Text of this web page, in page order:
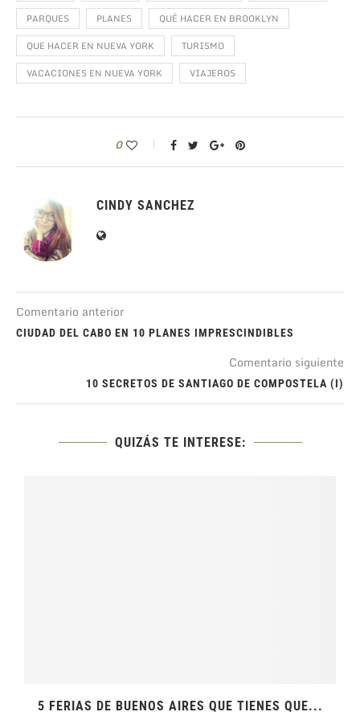
PARQUES
PLANES
QUÉ HACER EN BROOKLYN
QUE HACER EN NUEVA YORK
TURISMO
VACACIONES EN NUEVA YORK
VIAJEROS
0
CINDY SANCHEZ
Comentario anterior
CIUDAD DEL CABO EN 10 PLANES IMPRESCINDIBLES
Comentario siguiente
10 SECRETOS DE SANTIAGO DE COMPOSTELA (I)
QUIZÁS TE INTERESE:
5 FERIAS DE BUENOS AIRES QUE TIENES QUE...